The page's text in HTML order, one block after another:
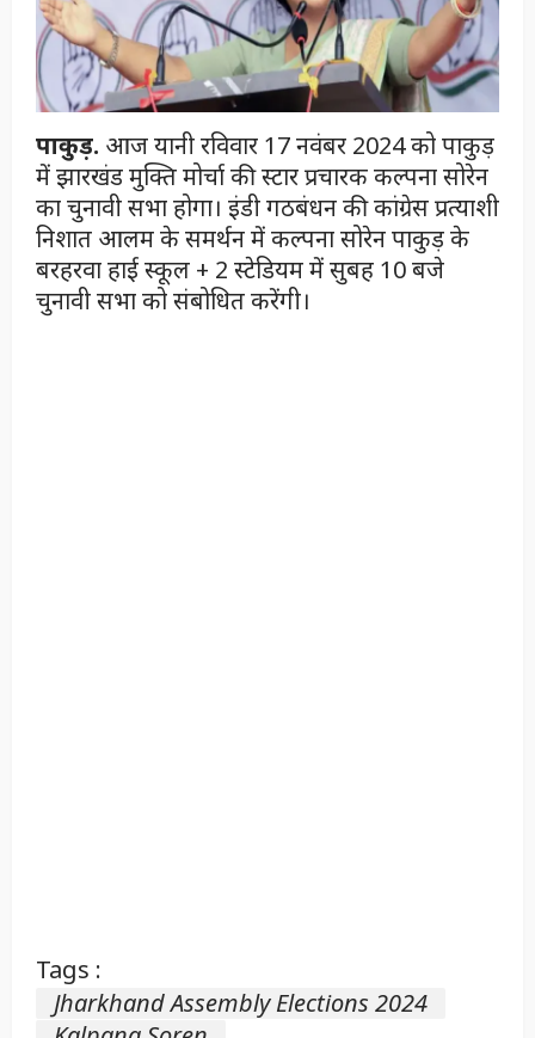
पाकुड़. आज यानी रविवार 17 नवंबर 2024 को पाकुड़
में झारखंड मुक्ति मोर्चा की स्टार प्रचारक कल्पना सोरेन
का चुनावी सभा होगा। इंडी गठबंधन की कांग्रेस प्रत्याशी
निशात आलम के समर्थन में कल्पना सोरेन पाकुड़ के
बरहरवा हाई स्कूल + 2 स्टेडियम में सुबह 10 बजे
चुनावी सभा को संबोधित करेंगी।
Tags :
Jharkhand Assembly Elections 2024